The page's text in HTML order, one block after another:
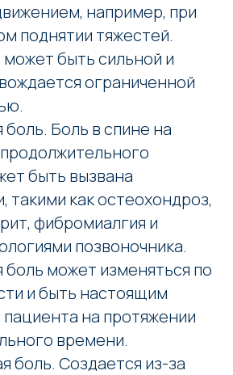
например, при
поднятии тяжестей.
быть сильной и
ограниченной
боль. Боль в спине на
быть вызвана
такими как остеохондроз,
фибромиалгия и
позвоночника.
боль может изменяться по
и быть настоящим
на протяжении
времени.
боль. Создается из-за